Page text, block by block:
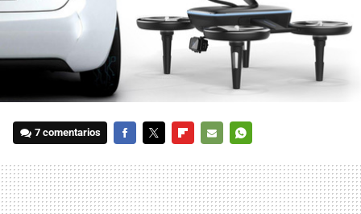
7 comentarios
MAIL